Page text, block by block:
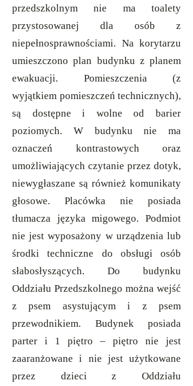
przedszkolnym nie ma toalety
przystosowanej dla osób z
niepełnosprawnościami. Na korytarzu
umieszczono plan budynku z planem
ewakuacji. Pomieszczenia (z
wyjątkiem pomieszczeń technicznych),
są dostępne i wolne od barier
poziomych. W budynku nie ma
oznaczeń kontrastowych oraz
umożliwiających czytanie przez dotyk,
niewygłaszane są również komunikaty
głosowe. Placówka nie posiada
tłumacza języka migowego. Podmiot
nie jest wyposażony w urządzenia lub
środki techniczne do obsługi osób
słabosłyszących. Do budynku
Oddziału Przedszkolnego można wejść
z psem asystującym i z psem
przewodnikiem. Budynek posiada
parter i 1 piętro – piętro nie jest
zaaranżowane i nie jest użytkowane
przez dzieci z Oddziału